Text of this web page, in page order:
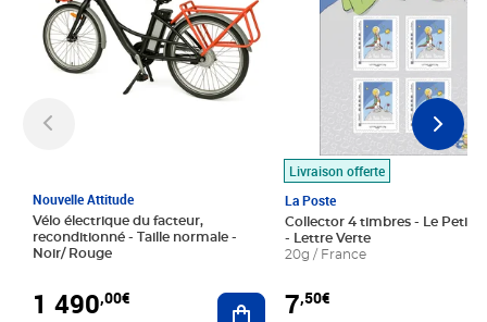
Nouvelle Attitude
Vélo électrique du facteur,
reconditionné - Taille normale -
Noir/ Rouge
1 490,00€ Ajouter au panier
Livraison offerte
La Poste
Collector 4 timbres - Le Petit
- Lettre Verte
20g / France
7,50€